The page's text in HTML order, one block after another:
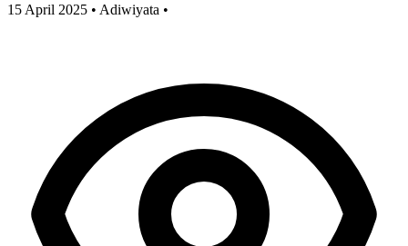
15 April 2025 • Adiwiyata •